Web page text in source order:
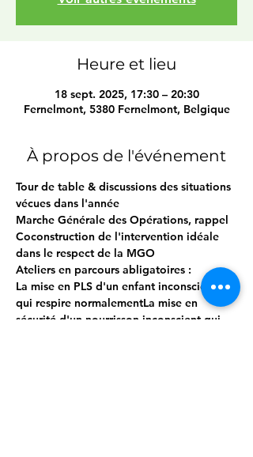
Heure et lieu
18 sept. 2025, 17:30 – 20:30
Fernelmont, 5380 Fernelmont, Belgique
À propos de l'événement
Tour de table & discussions des situations
vécues dans l'année
Marche Générale des Opérations, rappel
Coconstruction de l'intervention idéale
dans le respect de la MGO
Ateliers en parcours abligatoires :
La mise en PLS d'un enfant inconscient
qui respire normalementLa mise en
sécurité d'un nourrisson inconscient qui